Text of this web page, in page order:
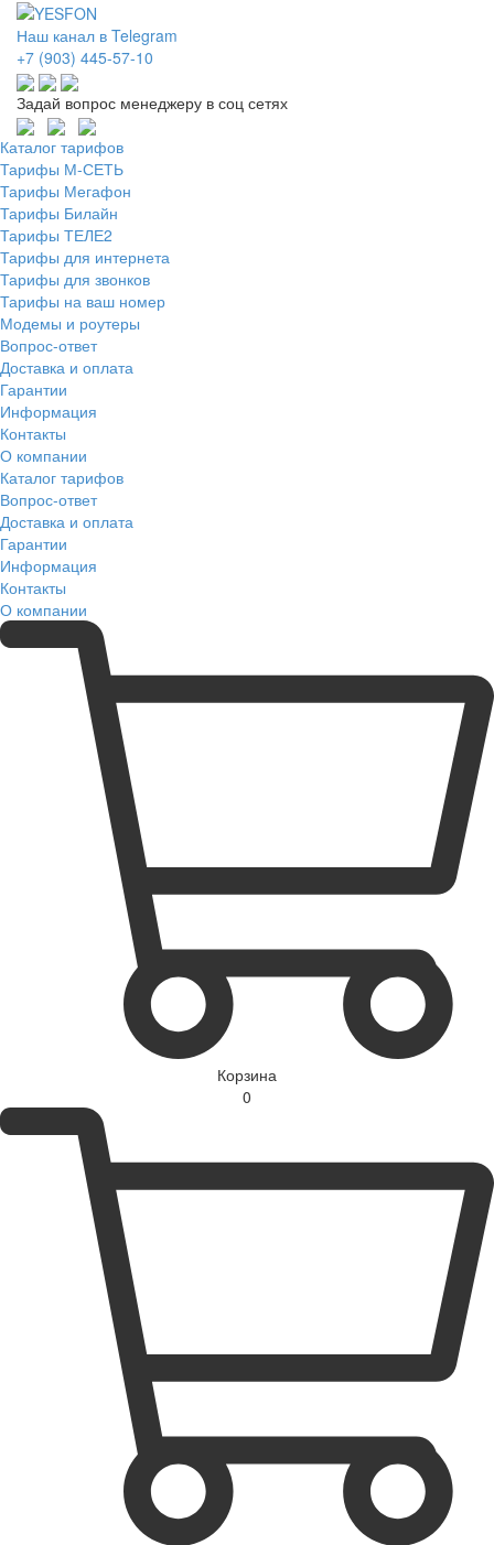
Наш канал в Telegram
+7 (903) 445-57-10
Задай вопрос менеджеру в соц сетях
Каталог тарифов
Тарифы М-СЕТЬ
Тарифы Мегафон
Тарифы Билайн
Тарифы ТЕЛЕ2
Тарифы для интернета
Тарифы для звонков
Тарифы на ваш номер
Модемы и роутеры
Вопрос-ответ
Доставка и оплата
Гарантии
Информация
Контакты
О компании
Каталог тарифов
Вопрос-ответ
Доставка и оплата
Гарантии
Информация
Контакты
О компании
Корзина
0